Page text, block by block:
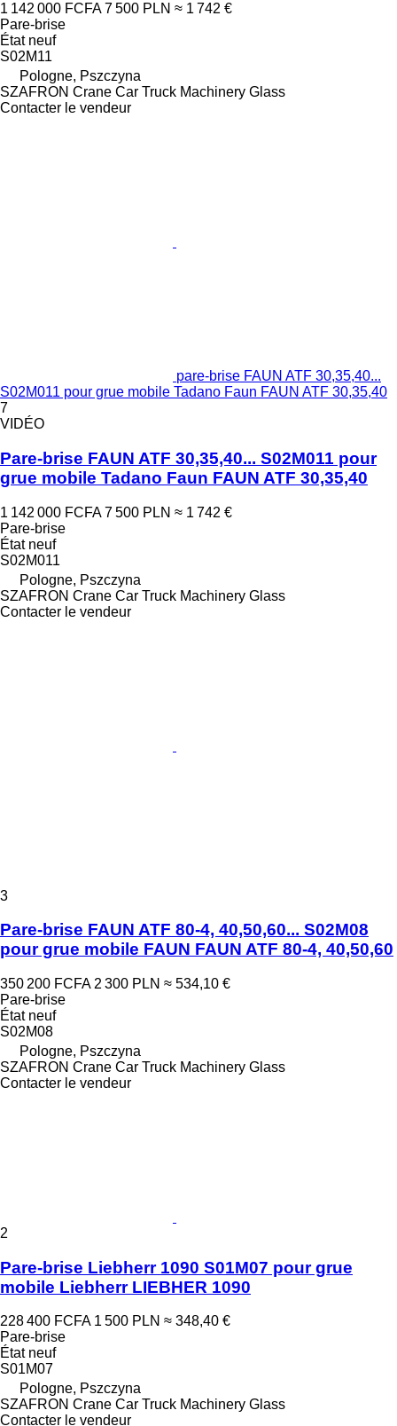
1 142 000 FCFA 7 500 PLN ≈ 1 742 €
Pare-brise
Étatneuf
S02M11
Pologne, Pszczyna
SZAFRON Crane Car Truck Machinery Glass
Contacter le vendeur
pare-brise FAUN ATF 30,35,40...
S02M011 pour grue mobile Tadano Faun FAUN ATF 30,35,40
7
VIDÉO
Pare-brise FAUN ATF 30,35,40... S02M011 pour
grue mobile Tadano Faun FAUN ATF 30,35,40
1 142 000 FCFA 7 500 PLN ≈ 1 742 €
Pare-brise
Étatneuf
S02M011
Pologne, Pszczyna
SZAFRON Crane Car Truck Machinery Glass
Contacter le vendeur
3
Pare-brise FAUN ATF 80-4, 40,50,60... S02M08
pour grue mobile FAUN FAUN ATF 80-4, 40,50,60
350 200 FCFA 2 300 PLN ≈ 534,10 €
Pare-brise
Étatneuf
S02M08
Pologne, Pszczyna
SZAFRON Crane Car Truck Machinery Glass
Contacter le vendeur
2
Pare-brise Liebherr 1090 S01M07 pour grue
mobile Liebherr LIEBHER 1090
228 400 FCFA 1 500 PLN ≈ 348,40 €
Pare-brise
Étatneuf
S01M07
Pologne, Pszczyna
SZAFRON Crane Car Truck Machinery Glass
Contacter le vendeur